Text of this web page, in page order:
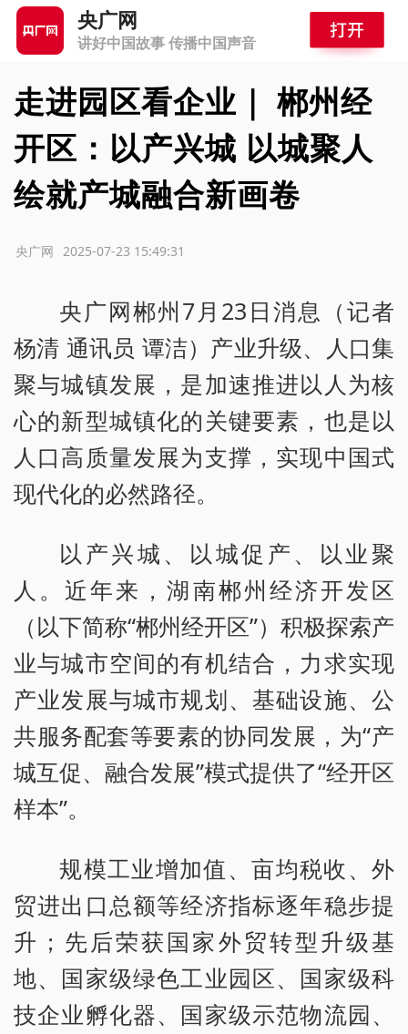
央广网
讲好中国故事 传播中国声音
走进园区看企业｜ 郴州经
开区：以产兴城 以城聚人
绘就产城融合新画卷
2025-07-23 15:49:31
央广网
央广网郴州7月23日消息（记者
杨清 通讯员 谭洁）产业升级、人口集
聚与城镇发展，是加速推进以人为核
心的新型城镇化的关键要素，也是以
人口高质量发展为支撑，实现中国式
现代化的必然路径。
以产兴城、以城促产、以业聚
人。近年来，湖南郴州经济开发区
（以下简称“郴州经开区”）积极探索产
业与城市空间的有机结合，力求实现
产业发展与城市规划、基础设施、公
共服务配套等要素的协同发展，为“产
城互促、融合发展”模式提供了“经开区
样本”。
规模工业增加值、亩均税收、外
贸进出口总额等经济指标逐年稳步提
升；先后荣获国家外贸转型升级基
地、国家级绿色工业园区、国家级科
技企业孵化器、国家级示范物流园、